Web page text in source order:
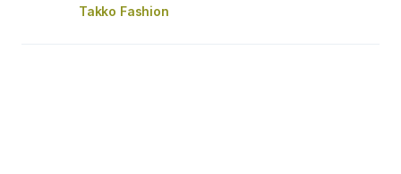
Takko Fashion